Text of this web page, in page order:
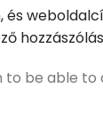
és
to be able